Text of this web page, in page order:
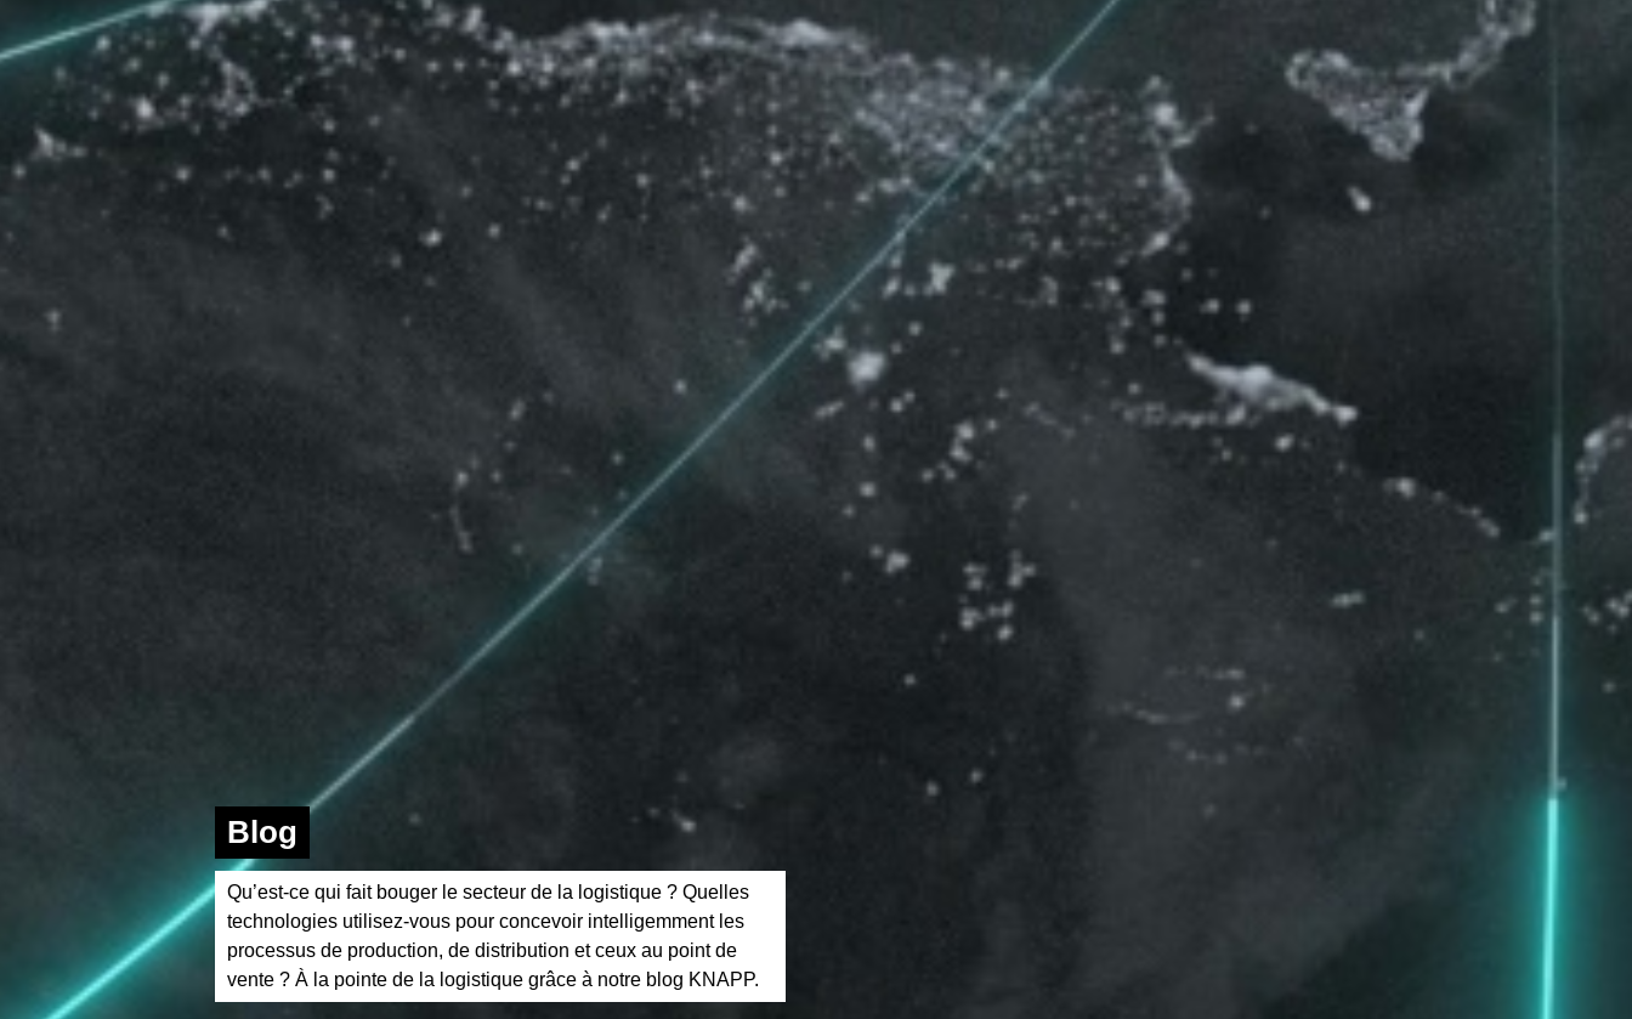
Blog
Qu’est-ce qui fait bouger le secteur de la logistique ? Quelles
technologies utilisez-vous pour concevoir intelligemment les
processus de production, de distribution et ceux au point de
vente ? À la pointe de la logistique grâce à notre blog KNAPP.